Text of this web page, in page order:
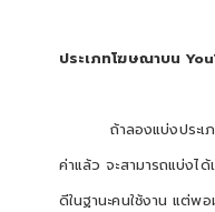
ประเภทโฆษณาบน
ถ้าลองแบ่งประ
ค่าแล้ว จะสามารถแบ่งไ
ดีในฐานะคนใช้งาน แต่พ